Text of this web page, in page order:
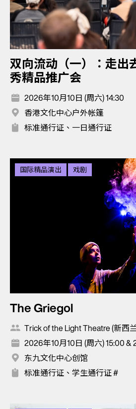
双向流动（一）：走
秀精品推广会
2026年10月10日 (周六) 14:30
香港文化中心户外帐篷
标准通行证、一日通行证
国际精品演出 戏剧
The Griegol
Trick of the Light Theatre (新西
2026年10月10日 (周六) 15:00 &
东九文化中心创馆
标准通行证、学生通行证 #